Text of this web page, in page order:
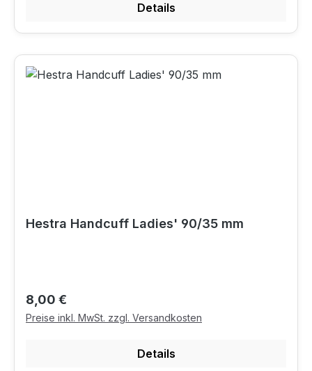
Details
Hestra Handcuff Ladies' 90/35 mm
Regulärer Preis:
8,00 €
Preise inkl. MwSt. zzgl. Versandkosten
Details